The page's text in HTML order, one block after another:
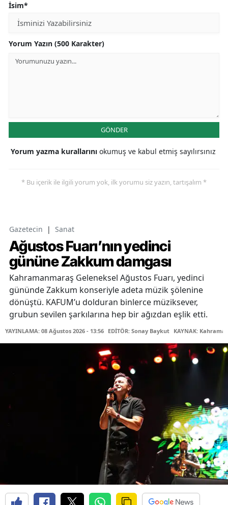
İsim*
Yorum Yazın (500 Karakter)
GÖNDER
Yorum yazma kurallarını okumuş ve kabul etmiş sayılırsınız
* Bu içerik ile ilgili yorum yok, ilk yorumu siz yazın, tartışalım *
Gazetecin | Sanat
Ağustos Fuarı’nın yedinci
gününe Zakkum damgası
Kahramanmaraş Geleneksel Ağustos Fuarı, yedinci
gününde Zakkum konseriyle adeta müzik şölenine
dönüştü. KAFUM’u dolduran binlerce müziksever,
grubun sevilen şarkılarına hep bir ağızdan eşlik etti.
YAYINLAMA: 08 Ağustos 2026 - 13:56 EDİTÖR: Sonay Baykut KAYNAK: